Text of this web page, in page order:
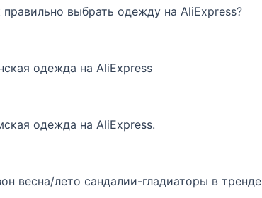
правильно выбрать одежду на AliExpress?
одежда на AliExpress
одежда на AliExpress.
весна/лето сандалии-гладиаторы в тренде